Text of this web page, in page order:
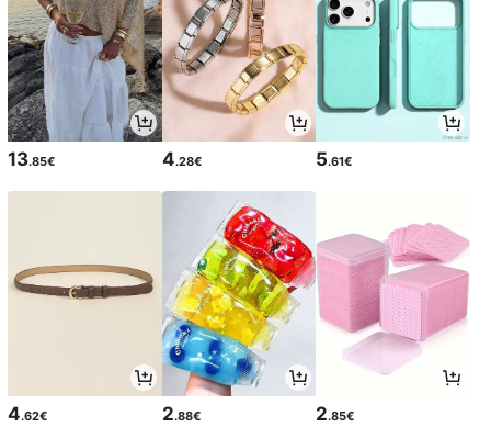
13.85€ 4.28€ 5.61€
4.62€ 2.88€ 2.85€